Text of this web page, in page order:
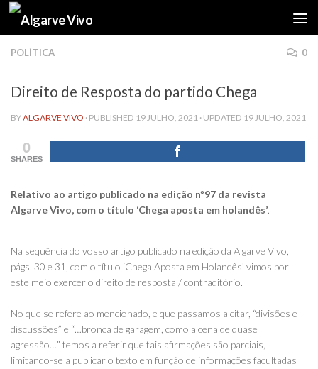
Skip to content
POLÍTICA 0
Direito de Resposta do partido Chega
BYALGARVE VIVO · PUBLISHED 19 JULHO, 2021 · UPDATED 19 JULHO, 2021
0
SHARES
Relativo ao artigo publicado na edição nº97 da revista
Algarve Vivo, com o título ‘Chega aposta em holandês’.
Na sequência do vosso artigo publicado na edição da Algarve Vivo,
págs. 30 e 31, com o título ‘Chega Aposta em Holandês’ vimos por
este meio exercer o direito de resposta / contraditório.
No que se refere ao mencionado, e que passamos a citar, “divisões e
discussões” e “…bronca de garagem, como a cena de quase
agressão…” temos a referir que tais afirmações são parciais,
limitando-se a publicar o texto em função de informações facultadas